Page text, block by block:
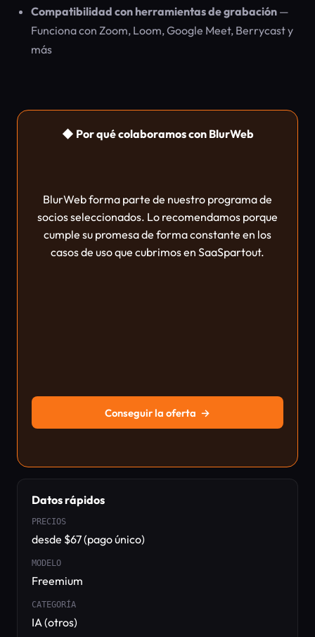
Compatibilidad con herramientas de grabación —
Funciona con Zoom, Loom, Google Meet, Berrycast y
más
◆ Por qué colaboramos con BlurWeb
BlurWeb forma parte de nuestro programa de
socios seleccionados. Lo recomendamos porque
cumple su promesa de forma constante en los
casos de uso que cubrimos en SaaSpartout.
Conseguir la oferta →
Datos rápidos
PRECIOS
desde $67 (pago único)
MODELO
Freemium
CATEGORÍA
IA (otros)